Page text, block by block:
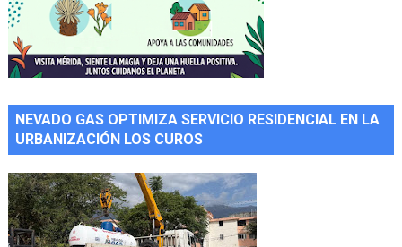
NEVADO GAS OPTIMIZA SERVICIO RESIDENCIAL EN LA
URBANIZACIÓN LOS CUROS